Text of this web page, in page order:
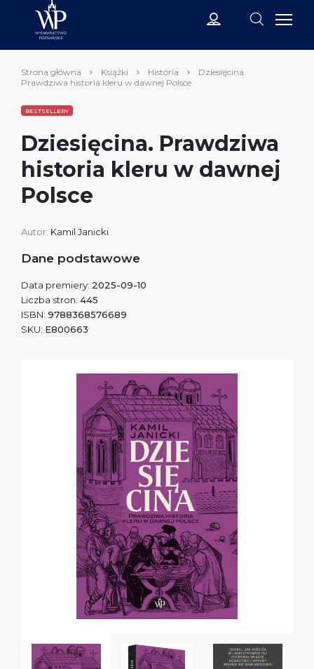
Strona główna Książki Historia
Dziesięcina.
Prawdziwa historia kleru w dawnej Polsce
BESTSELLERY
Dziesięcina. Prawdziwa
historia kleru w dawnej
Polsce
Autor: Kamil Janicki
Dane podstawowe
Data premiery: 2025-09-10
Liczba stron: 445
ISBN: 9788368576689
SKU: E800663